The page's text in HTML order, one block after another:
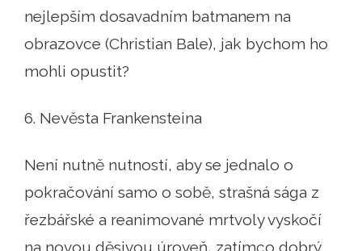
nejlepším dosavadním batmanem na
obrazovce (Christian Bale), jak bychom ho
mohli opustit?
6. Nevěsta Frankensteina
Není nutně nutností, aby se jednalo o
pokračování samo o sobě, strašná sága z
řezbářské a reanimované mrtvoly vyskočí
na novou děsivou úroveň, zatímco dobrý